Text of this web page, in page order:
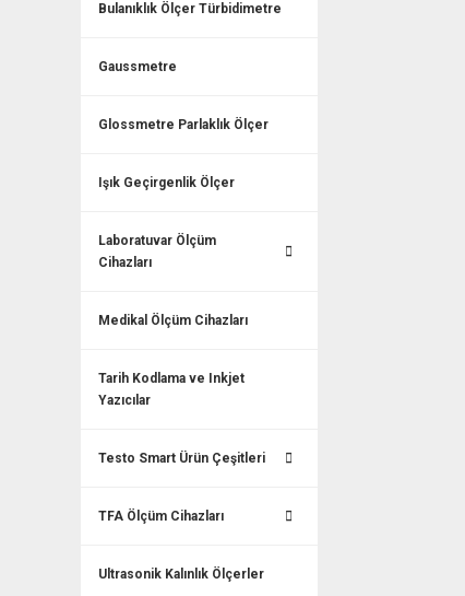
Bulanıklık Ölçer Türbidimetre
Gaussmetre
Glossmetre Parlaklık Ölçer
Işık Geçirgenlik Ölçer
Laboratuvar Ölçüm
Cihazları
Medikal Ölçüm Cihazları
Tarih Kodlama ve Inkjet
Yazıcılar
Testo Smart Ürün Çeşitleri
TFA Ölçüm Cihazları
Ultrasonik Kalınlık Ölçerler